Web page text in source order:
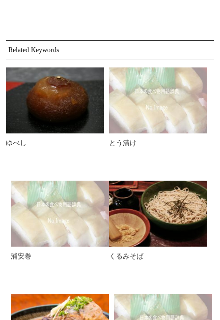
Related Keywords
ゆべし とう漬け
浦安巻 くるみそば